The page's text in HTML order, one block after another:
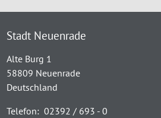
Stadt Neuenrade
Alte Burg 1
58809 Neuenrade
Deutschland
Telefon: 02392 / 693 - 0